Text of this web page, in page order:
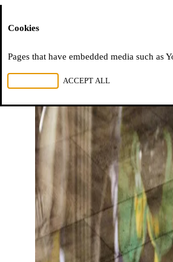
Cookies
Pages that have embedded media such
ACCEPT ALL